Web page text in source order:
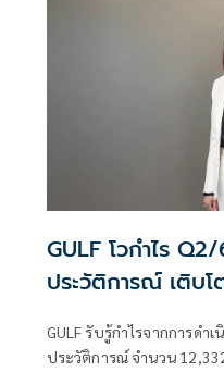
GULF โวกำไร
ประวัติการณ์ เติบโ
GULF รับรู้กำไรจากการดำ
ประวัติการณ์ จำนวน 12,332 ล้า